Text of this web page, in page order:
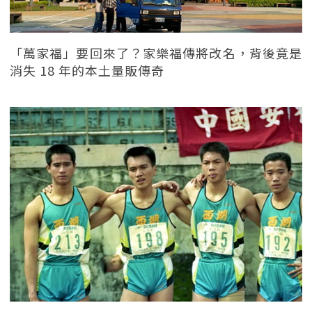
「萬家福」要回來了？家樂福傳將改名，背後竟是
消失 18 年的本土量販傳奇